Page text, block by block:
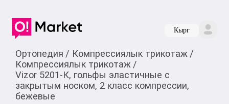
Кырг
Ортопедия / Компрессиялык трикотаж /
Компрессиялык трикотаж /
Vizor 5201-К, гольфы эластичные с
закрытым носком, 2 класс компрессии,
бежевые